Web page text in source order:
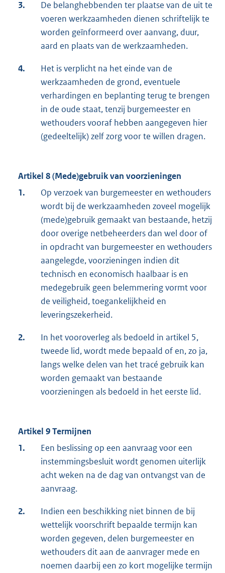
3.
De belanghebbenden ter plaatse van de uit te
voeren werkzaamheden dienen schriftelijk te
worden geïnformeerd over aanvang, duur,
aard en plaats van de werkzaamheden.
4.
Het is verplicht na het einde van de
werkzaamheden de grond, eventuele
verhardingen en beplanting terug te brengen
in de oude staat, tenzij burgemeester en
wethouders vooraf hebben aangegeven hier
(gedeeltelijk) zelf zorg voor te willen dragen.
Artikel 8 (Mede)gebruik van voorzieningen
1.
Op verzoek van burgemeester en wethouders
wordt bij de werkzaamheden zoveel mogelijk
(mede)gebruik gemaakt van bestaande, hetzij
door overige netbeheerders dan wel door of
in opdracht van burgemeester en wethouders
aangelegde, voorzieningen indien dit
technisch en economisch haalbaar is en
medegebruik geen belemmering vormt voor
de veiligheid, toegankelijkheid en
leveringszekerheid.
2.
In het vooroverleg als bedoeld in artikel 5,
tweede lid, wordt mede bepaald of en, zo ja,
langs welke delen van het tracé gebruik kan
worden gemaakt van bestaande
voorzieningen als bedoeld in het eerste lid.
Artikel 9 Termijnen
1.
Een beslissing op een aanvraag voor een
instemmingsbesluit wordt genomen uiterlijk
acht weken na de dag van ontvangst van de
aanvraag.
2.
Indien een beschikking niet binnen de bij
wettelijk voorschrift bepaalde termijn kan
worden gegeven, delen burgemeester en
wethouders dit aan de aanvrager mede en
noemen daarbij een zo kort mogelijke termijn